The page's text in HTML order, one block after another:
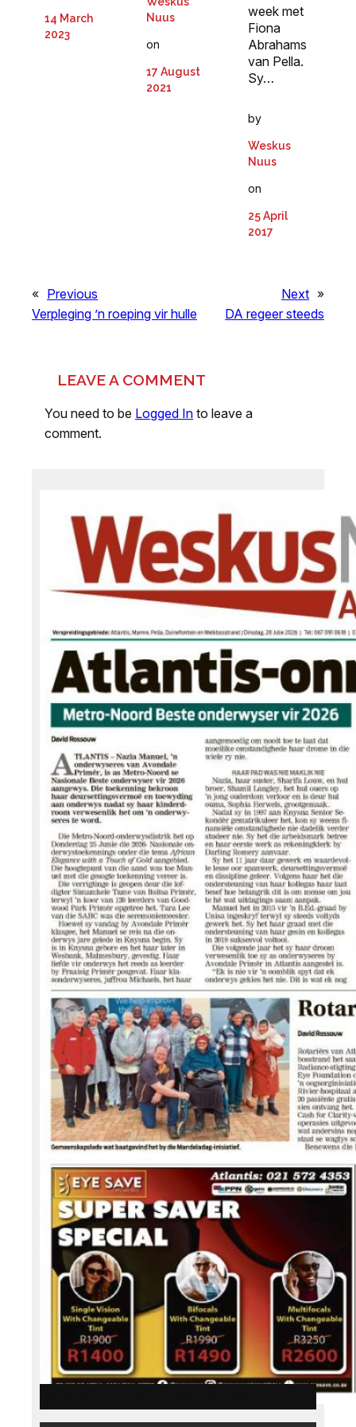
14 March
2023
Nuus
on
17 August
2021
week met
Fiona
Abrahams
van Pella.
Sy…
by
Weskus
Nuus
on
25 April
2017
« Previous
Verpleging ’n roeping vir hulle
Next »
DA regeer steeds
LEAVE A COMMENT
You need to be Logged In to leave a
comment.